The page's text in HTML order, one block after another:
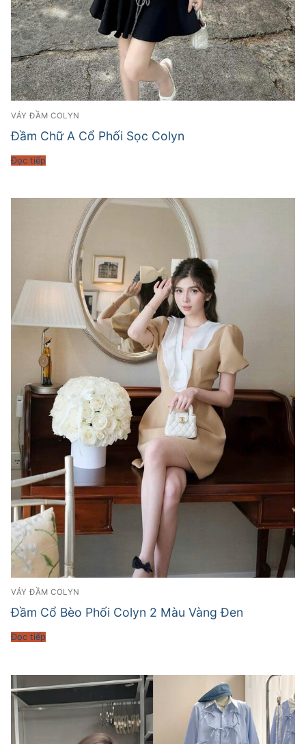
VÁY ĐẦM COLYN
Đầm Chữ A Cổ Phối Sọc Colyn
Đọc tiếp
VÁY ĐẦM COLYN
Đầm Cổ Bèo Phối Colyn 2 Màu Vàng Đen
Đọc tiếp